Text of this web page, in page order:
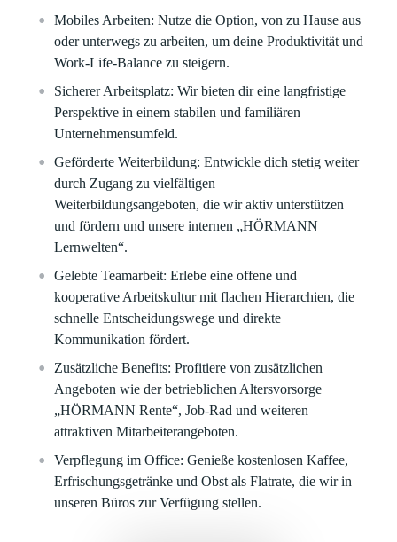
Mobiles Arbeiten: Nutze die Option, von zu Hause aus
oder unterwegs zu arbeiten, um deine Produktivität und
Work-Life-Balance zu steigern.
Sicherer Arbeitsplatz: Wir bieten dir eine langfristige
Perspektive in einem stabilen und familiären
Unternehmensumfeld.
Geförderte Weiterbildung: Entwickle dich stetig weiter
durch Zugang zu vielfältigen
Weiterbildungsangeboten, die wir aktiv unterstützen
und fördern und unsere internen „HÖRMANN
Lernwelten“.
Gelebte Teamarbeit: Erlebe eine offene und
kooperative Arbeitskultur mit flachen Hierarchien, die
schnelle Entscheidungswege und direkte
Kommunikation fördert.
Zusätzliche Benefits: Profitiere von zusätzlichen
Angeboten wie der betrieblichen Altersvorsorge
„HÖRMANN Rente“, Job-Rad und weiteren
attraktiven Mitarbeiterangeboten.
Verpflegung im Office: Genieße kostenlosen Kaffee,
Erfrischungsgetränke und Obst als Flatrate, die wir in
unseren Büros zur Verfügung stellen.